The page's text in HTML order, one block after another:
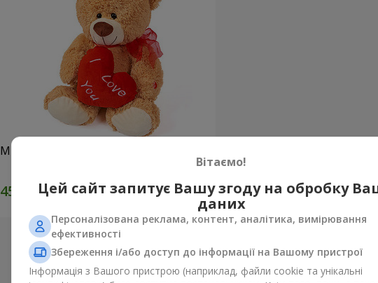
Милий ведмедик (з серцем) 30 см
Замовити
Вітаємо!
Цей сайт запитує Вашу згоду на обробку
даних
Персоналізована реклама, контент, аналітика, вимірювання
ефективності
Збереження і/або доступ до інформації на Вашому пристрої
Інформація з Вашого пристрою (наприклад, файли cookie та унікальні